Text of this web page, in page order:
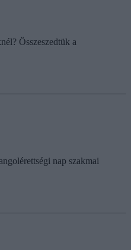
Összeszedtük a
nap szakmai